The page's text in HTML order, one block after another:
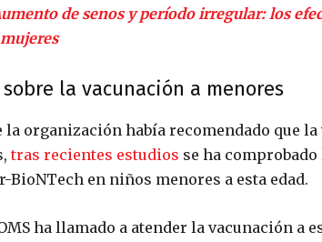
de senos y período irregular: los
la vacunación a menores
la organización había recomendado que
tras recientes estudios se ha
BioNTech en niños menores a esta edad.
ha llamado a atender la vacunación a